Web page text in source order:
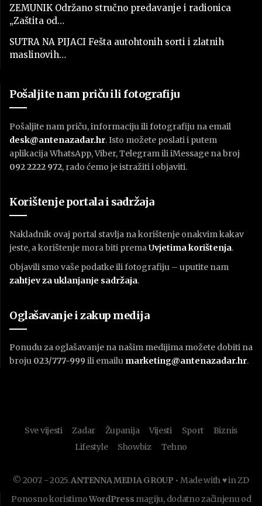
ZEMUNIK Održano stručno predavanje i radionica
„Zaštita od…
SUTRA NA PIJACI Fešta autohtonih sorti i zlatnih
maslinovih…
Pošaljite nam priču ili fotografiju
Pošaljite nam priču, informaciju ili fotografiju na email
desk@antenazadar.hr. Isto možete poslati i putem
aplikacija WhatsApp, Viber, Telegram ili iMessage na broj
092 2222 972, rado ćemo je istražiti i objaviti.
Korištenje portala i sadržaja
Nakladnik ovaj portal stavlja na korištenje onakvim kakav
jeste, a korištenje mora biti prema Uvjetima korištenja.
Objavili smo vaše podatke ili fotografiju – uputite nam
zahtjev za uklanjanje sadržaja.
Oglašavanje i zakup medija
Ponudu za oglašavanje na našim medijima možete dobiti na
broju 023/777-999 ili emailu marketing@antenazadar.hr.
Sve vijesti Zadar Županija Vijesti Sport
Biznis
Lifestyle
Showbiz Tehno
© 2007. - 2025.ANTENNA MEDIA GROUP • Made with ♥ in ZD
Ponosno koristimoWordPress magiju, dodatno začinjenu od